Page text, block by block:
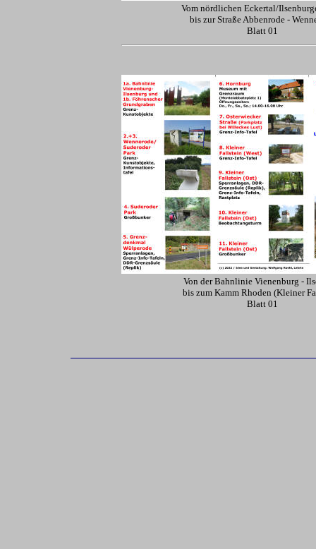
Vom nördlichen Eckertal/
bis zur Straße Abbenrode -
Blatt 01
Von der Bahnlinie Vienenburg -
bis zum Kamm Rhoden (Kleiner
Blatt 01